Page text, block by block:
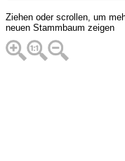
Ziehen oder scrollen, um
neuen Stammbaum zeigen